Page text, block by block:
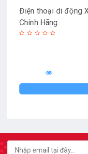
Điện thoại di động
Chính Hãng